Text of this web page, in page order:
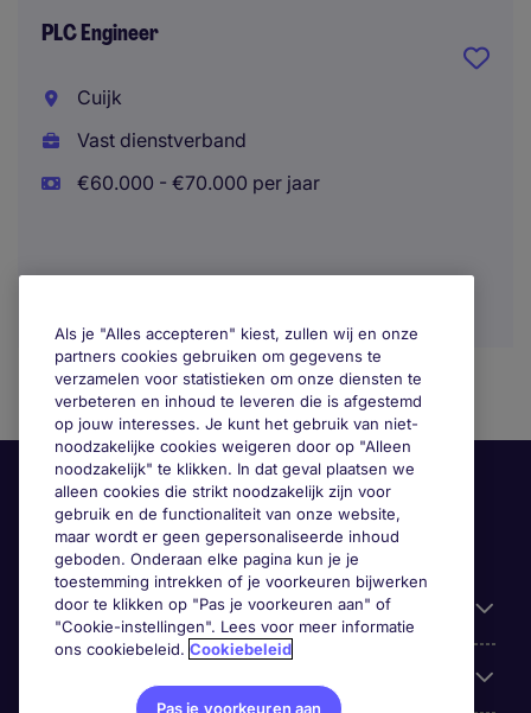
PLC Engineer
Cuijk
Vast dienstverband
€60.000 - €70.000 per jaar
Handige informatie
Als je "Alles accepteren" kiest, zullen wij en onze
partners cookies gebruiken om gegevens te
verzamelen voor statistieken om onze diensten te
verbeteren en inhoud te leveren die is afgestemd
op jouw interesses. Je kunt het gebruik van niet-
noodzakelijke cookies weigeren door op "Alleen
noodzakelijk" te klikken. In dat geval plaatsen we
alleen cookies die strikt noodzakelijk zijn voor
gebruik en de functionaliteit van onze website,
maar wordt er geen gepersonaliseerde inhoud
geboden. Onderaan elke pagina kun je je
toestemming intrekken of je voorkeuren bijwerken
door te klikken op "Pas je voorkeuren aan" of
"Cookie-instellingen". Lees voor meer informatie
ons cookiebeleid. Cookiebeleid
Pas je voorkeuren aan